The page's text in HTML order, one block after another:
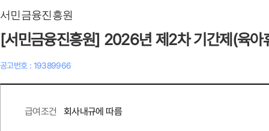
서민금융진흥원
[서민금융진흥원] 2026년 제2차 기간제(육아
공고번호 : 19389966
급여조건 회사내규에 따름